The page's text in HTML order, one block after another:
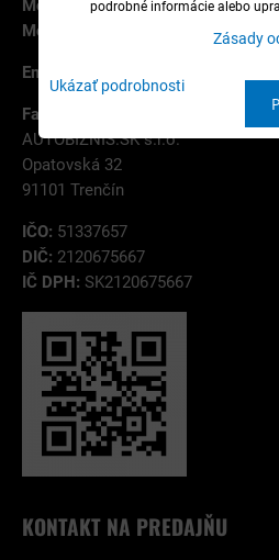
Mobil:
+421 907 787 785
Mobil:
Email:
Fakturačná adresa:
AUTOBIZNIS.SK s.r.o.
Opatovská 32
91101 Trenčín
IČO: 51337657
DIČ: 2120675667
IČ DPH: SK2120675667
KONTAKT NA PREDAJŇU
podrobné informácie alebo
Zásady
Ukázať podrobnosti